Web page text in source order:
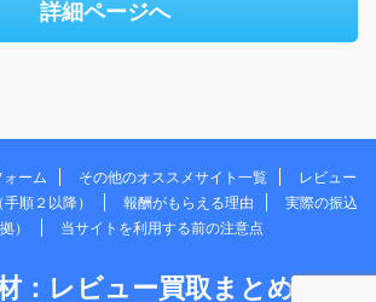
詳細ページへ
ーム その他のオススメサイト一覧
レビュー
順２以降）
報酬がもらえる理由
実際の振込
）
当サイトを利用する前の注意点
：レビュー買取まとめ